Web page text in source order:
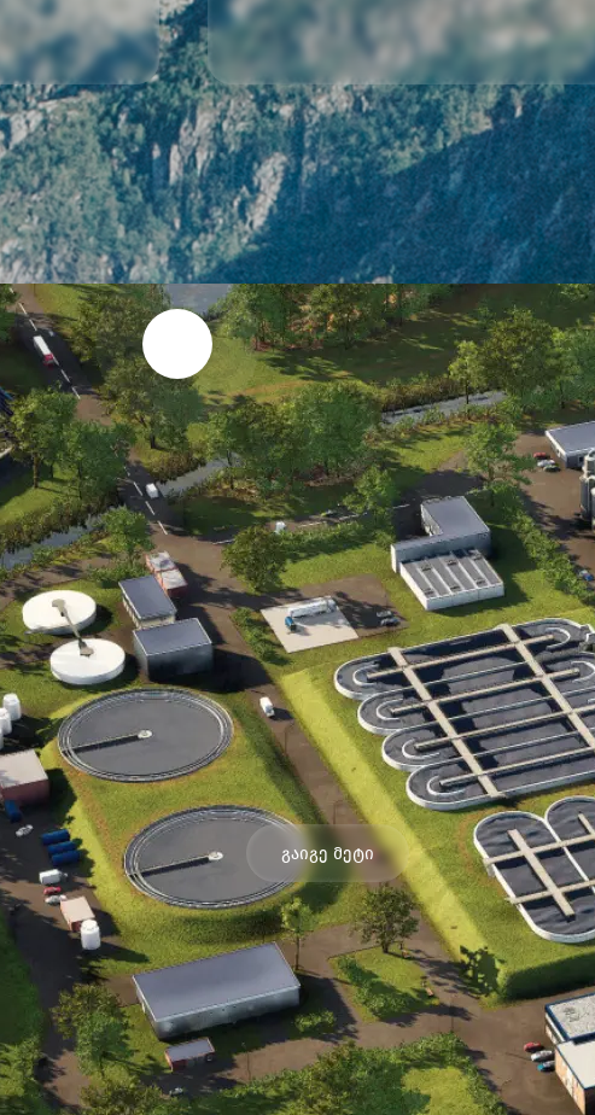
“VORTEX Water Engineering”
ჩვენი გუნდი შედგება
ვმუშაობდით ერთად სხვადასხვა
საქართველოში და მის საზღვრებს
2019 წელს გადავწყვიტეთ
იქნებოდა უმაღლეს სამუშაო ეთიკაზე,
წარმატებული კომპანიების სამუშაო
იქნებოდა ხარისხზე და
და პარტნიორთა ინტერესებს – ჩვენ
საინჟინრო კომპანია VORTEX Water
ჩვენი საქმიანობა მოიცავს სასმელი,
სისტემების დიზაინს, ინჟინერიას,
შემდგომ მომსახურებას,
ორგანიზაციებთან სამხრეთ
გლობალურ ბრენდებს, როგორებიცაა
OTT HydroMet, VEOLIA, Nijhuis Saur
გაიგე მეტი